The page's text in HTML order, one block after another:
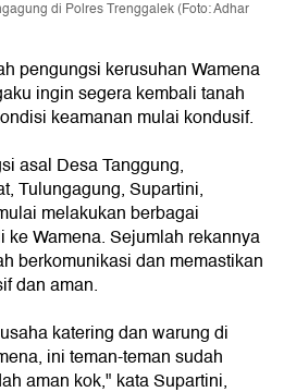
di Polres Trenggalek (Foto: Adhar
pengungsi kerusuhan Wamena
ingin segera kembali tanah
keamanan mulai kondusif.
asal Desa Tanggung,
Tulungagung, Supartini,
melakukan berbagai
ke Wamena. Sejumlah rekannya
berkomunikasi dan memastikan
dan aman.
katering dan warung di
ini teman-teman sudah
aman kok," kata Supartini,